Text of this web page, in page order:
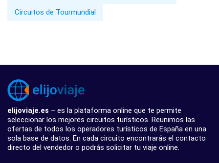
Circuitos de Tourmundial
elijoviaje.es – es la plataforma online que te permite
seleccionar los mejores circuitos turísticos. Reunimos las
ofertas de todos los operadores turísticos de España en una
sola base de datos. En cada circuito encontrarás el contacto
directo del vendedor o podrás solicitar tu viaje online.